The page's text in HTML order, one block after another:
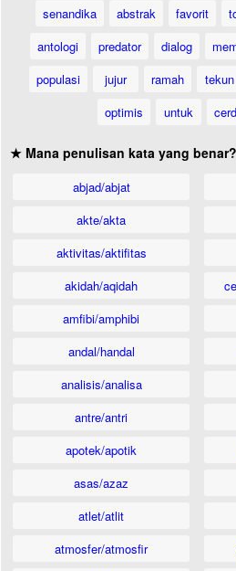
senandika
abstrak favorit
antologi
predator dialog
populasi
jujur ramah tekun
optimis
untuk
★ Mana penulisan kata yang benar?
abjad/abjat
akte/akta
aktivitas/aktifitas
akidah/aqidah
amfibi/amphibi
andal/handal
analisis/analisa
antre/antri
apotek/apotik
asas/azaz
atlet/atlit
atmosfer/atmosfir